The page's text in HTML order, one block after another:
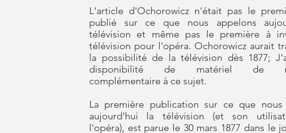
L'article d'Ochorowicz n'était pas le
publié sur ce que nous appelons
télévision et même pas le première à
télévision pour l'opéra. Ochorowicz aurait
la possibilité de la télévision dès 1877;
disponibilité de matériel de
complémentaire à ce sujet.
La première publication sur ce que nous
aujourd'hui la télévision (et son
l'opéra), est parue le 30 mars 1877 dans le